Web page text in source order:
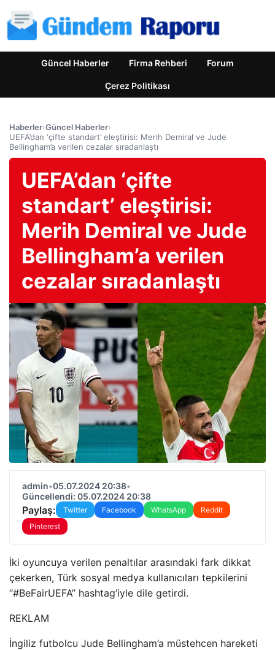
Güncel Haberler Firma Rehberi Forum
Çerez Politikası
Haberler›Güncel Haberler›
UEFA’dan ‘çifte standart’ eleştirisi: Merih Demiral ve Jude
Bellingham’a verilen cezalar sıradanlaştı
UEFA’dan ‘çifte
standart’ eleştirisi:
Merih Demiral ve Jude
Bellingham’a verilen
cezalar sıradanlaştı
admin•05.07.2024 20:38•
Güncellendi: 05.07.2024 20:38
Paylaş: Twitter Facebook WhatsApp
Reddit
Pinterest
İki oyuncuya verilen penaltılar arasındaki fark dikkat
çekerken, Türk sosyal medya kullanıcıları tepkilerini
“#BeFairUEFA” hashtag’iyle dile getirdi.
REKLAM
İngiliz futbolcu Jude Bellingham’a müstehcen hareketi